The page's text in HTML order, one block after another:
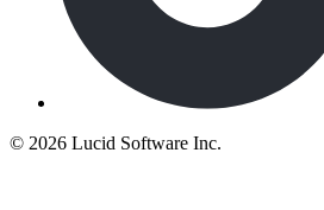
© 2026 Lucid Software Inc.